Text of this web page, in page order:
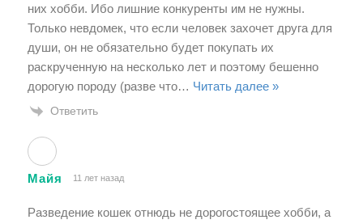
них хобби. Ибо лишние конкуренты им не нужны.
Только невдомек, что если человек захочет друга для
души, он не обязательно будет покупать их
раскрученную на несколько лет и поэтому бешенно
дорогую породу (разве что… Читать далее »
Ответить
Майя 11 лет назад
Разведение кошек отнюдь не дорогостоящее хобби, а